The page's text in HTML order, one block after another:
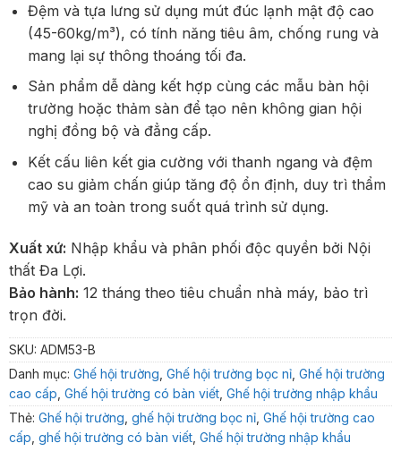
Đệm và tựa lưng sử dụng mút đúc lạnh mật độ cao
(45-60kg/m³), có tính năng tiêu âm, chống rung và
mang lại sự thông thoáng tối đa.
Sản phẩm dễ dàng kết hợp cùng các mẫu bàn hội
trường hoặc thảm sàn để tạo nên không gian hội
nghị đồng bộ và đẳng cấp.
Kết cấu liên kết gia cường với thanh ngang và đệm
cao su giảm chấn giúp tăng độ ổn định, duy trì thẩm
mỹ và an toàn trong suốt quá trình sử dụng.
Xuất xứ: Nhập khẩu và phân phối độc quyền bởi Nội
thất Đa Lợi.
Bảo hành: 12 tháng theo tiêu chuẩn nhà máy, bảo trì
trọn đời.
SKU: ADM53-B
Danh mục: Ghế hội trường Ghế hội trường bọc nỉ Ghế hội trường
cao cấp Ghế hội trường có bàn viết Ghế hội trường nhập khẩu
Thẻ: Ghế hội trường ghế hội trường bọc nỉ Ghế hội trường cao
cấp ghế hội trường có bàn viết Ghế hội trường nhập khẩu